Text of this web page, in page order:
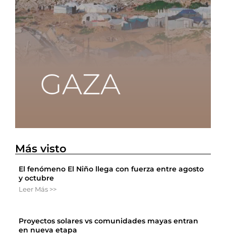
Más visto
El fenómeno El Niño llega con fuerza entre agosto
y octubre
Leer Más >>
Proyectos solares vs comunidades mayas entran
en nueva etapa